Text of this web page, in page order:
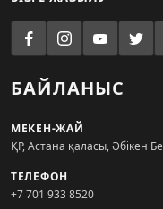
БАЙЛАНЫС
МЕКЕН-ЖАЙ
ҚР, Астана қаласы, Әбікен
ТЕЛЕФОН
+7 701 933 8520